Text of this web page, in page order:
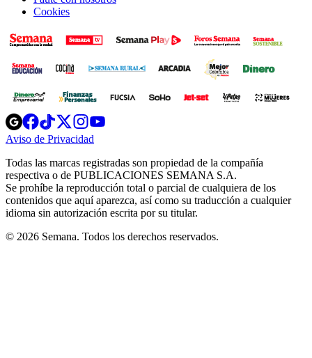
Cookies
Opens
in
new
Opens
in
new
Opens
in
new
window
Opens
new
windowwindow
Aviso de Privacidad
new
window
Todas las marcas registradas son propiedad de la compañía
respectiva o de PUBLICACIONES SEMANA S.A.
Se prohíbe la reproducción total o parcial de cualquiera de los
contenidos que aquí aparezca, así como su traducción a cualquier
idioma sin autorización escrita por su titular.
© 2026 Semana. Todos los derechos reservados.